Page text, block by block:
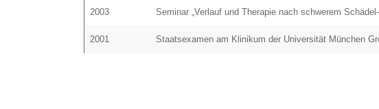
2003 Seminar „Verlauf und Therapie nach schwerem
2001 Staatsexamen am Klinikum der Universität München